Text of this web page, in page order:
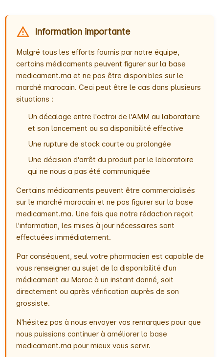
Information importante
Malgré tous les efforts fournis par notre équipe,
certains médicaments peuvent figurer sur la base
medicament.ma et ne pas être disponibles sur le
marché marocain. Ceci peut être le cas dans plusieurs
situations :
Un décalage entre l'octroi de l'AMM au laboratoire
et son lancement ou sa disponibilité effective
Une rupture de stock courte ou prolongée
Une décision d'arrêt du produit par le laboratoire
qui ne nous a pas été communiquée
Certains médicaments peuvent être commercialisés
sur le marché marocain et ne pas figurer sur la base
medicament.ma. Une fois que notre rédaction reçoit
l'information, les mises à jour nécessaires sont
effectuées immédiatement.
Par conséquent, seul votre pharmacien est capable de
vous renseigner au sujet de la disponibilité d'un
médicament au Maroc à un instant donné, soit
directement ou après vérification auprès de son
grossiste.
N'hésitez pas à nous envoyer vos remarques pour que
nous puissions continuer à améliorer la base
medicament.ma pour mieux vous servir.